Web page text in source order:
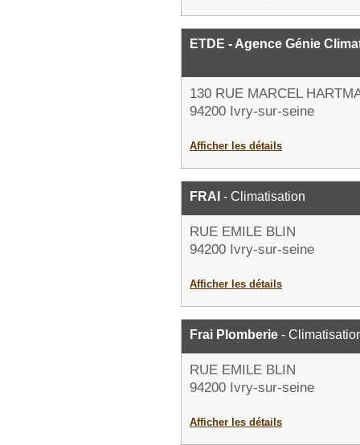
ETDE - Agence Génie
130 RUE MARCEL
94200 Ivry-sur-seine
Afficher les détails
FRAI - Climatisation
RUE EMILE BLIN
94200 Ivry-sur-seine
Afficher les détails
Frai Plomberie -
RUE EMILE BLIN
94200 Ivry-sur-seine
Afficher les détails